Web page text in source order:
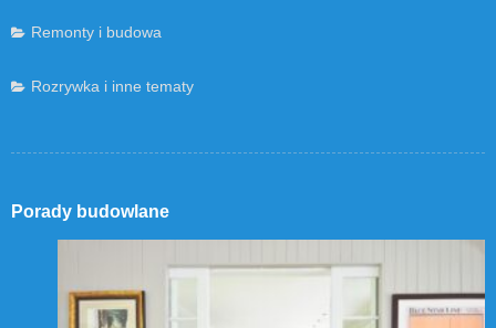
Remonty i budowa
Rozrywka i inne tematy
Porady budowlane